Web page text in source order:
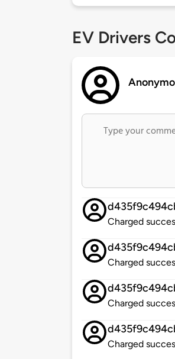
EV Drivers
Charged
Charged
Charged
Charged